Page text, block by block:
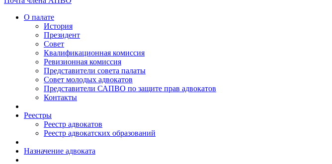
О палате
История
Президент
Совет
Квалификационная комиссия
Ревизионная комиссия
Представители совета палаты
Совет молодых адвокатов
Представители САПВО по защите прав адвокатов
Контакты
Реестры
Реестр адвокатов
Реестр адвокатских образований
Назначение адвоката